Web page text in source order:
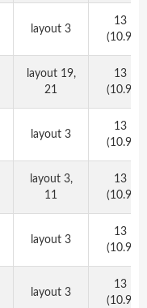
layout 3
13
(10.9)
layout 19,
21
13
(10.9)
layout 3
13
(10.9)
layout 3,
11
13
(10.9)
layout 3
13
(10.9)
layout 3
13
(10.9)